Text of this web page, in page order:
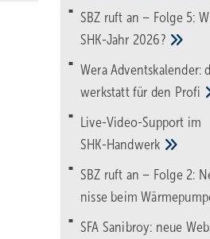
SBZ ruft an – Folge 5:
SHK-Jahr 2026?
Wera Adventskalender:
werk­statt für den Pro­fi
Live-Video-Support im
SHK-Handwerk
SBZ ruft an – Folge 2:
nisse beim
SFA Sanibroy: neue